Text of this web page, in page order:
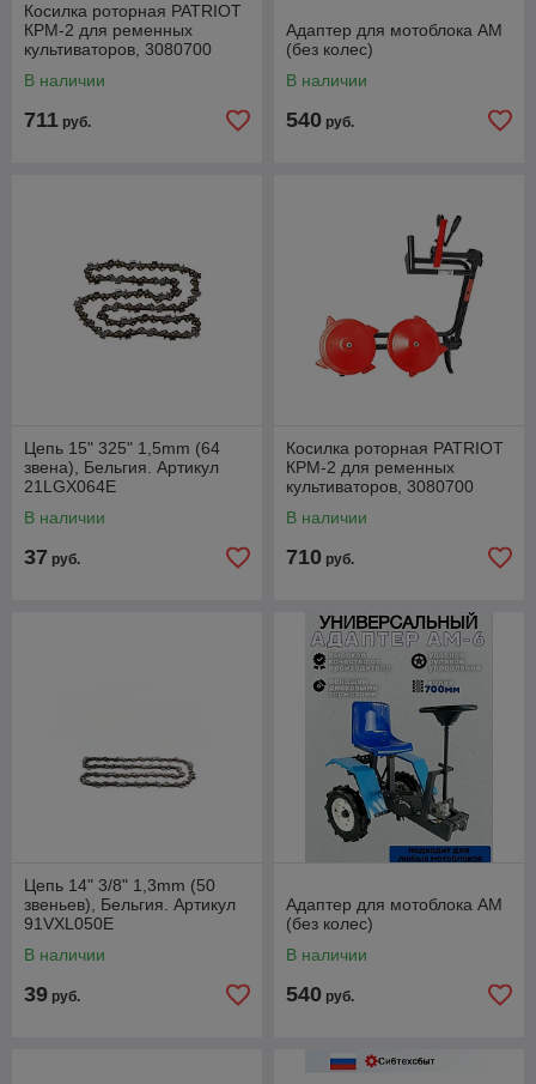
Косилка роторная PATRIOT
КРМ-2 для ременных
культиваторов, 3080700
В наличии
711 руб.
Адаптер для мотоблока АМ
(без колес)
В наличии
540 руб.
Цепь 15" 325" 1,5mm (64
звена), Бельгия. Артикул
21LGX064E
В наличии
37 руб.
Косилка роторная PATRIOT
КРМ-2 для ременных
культиваторов, 3080700
В наличии
710 руб.
Цепь 14" 3/8" 1,3mm (50
звеньев), Бельгия. Артикул
91VXL050E
В наличии
39 руб.
Адаптер для мотоблока АМ
(без колес)
В наличии
540 руб.